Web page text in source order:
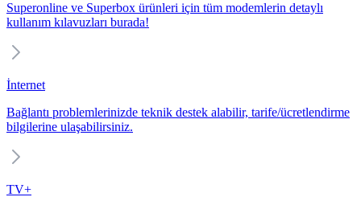
Superonline ve Superbox ürünleri için tüm modemlerin detaylı
kullanım kılavuzları burada!
İnternet
Bağlantı problemlerinizde teknik destek alabilir, tarife/ücretlendirme
bilgilerine ulaşabilirsiniz.
TV+